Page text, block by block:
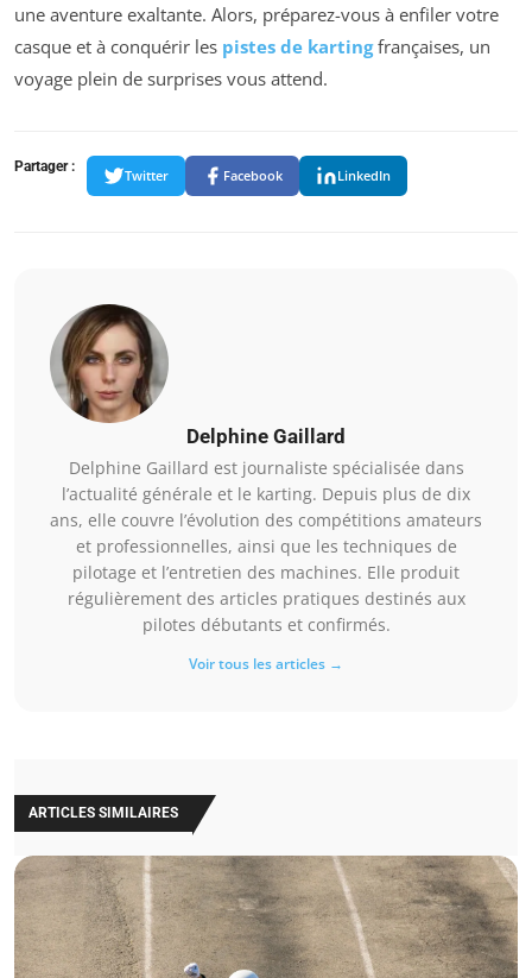
une aventure exaltante. Alors, préparez-vous à enfiler votre
casque et à conquérir les pistes de kartingfrançaises, un
voyage plein de surprises vous attend.
Partager :
Twitter Facebook LinkedIn
Delphine Gaillard
Delphine Gaillard est journaliste spécialisée dans
l’actualité générale et le karting. Depuis plus de dix
ans, elle couvre l’évolution des compétitions amateurs
et professionnelles, ainsi que les techniques de
pilotage et l’entretien des machines. Elle produit
régulièrement des articles pratiques destinés aux
pilotes débutants et confirmés.
Voir tous les articles →
ARTICLES SIMILAIRES